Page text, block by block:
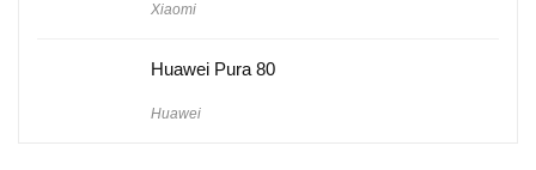
Xiaomi
Huawei Pura 80
Huawei